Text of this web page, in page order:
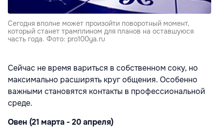
Сегодня вполне может произойти поворотный момент,
который станет трамплином для планов на оставшуюся
часть года. Фото: pro100ya.ru
Сейчас не время вариться в собственном соку, но
максимально расширять круг общения. Особенно
важными становятся контакты в профессиональной
среде.
Овен (21 марта - 20 апреля)